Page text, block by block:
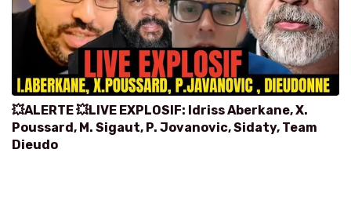
💥ALERTE 💥LIVE EXPLOSIF: Idriss Aberkane, X.
Poussard, M. Sigaut, P. Jovanovic, Sidaty, Team
Dieudo